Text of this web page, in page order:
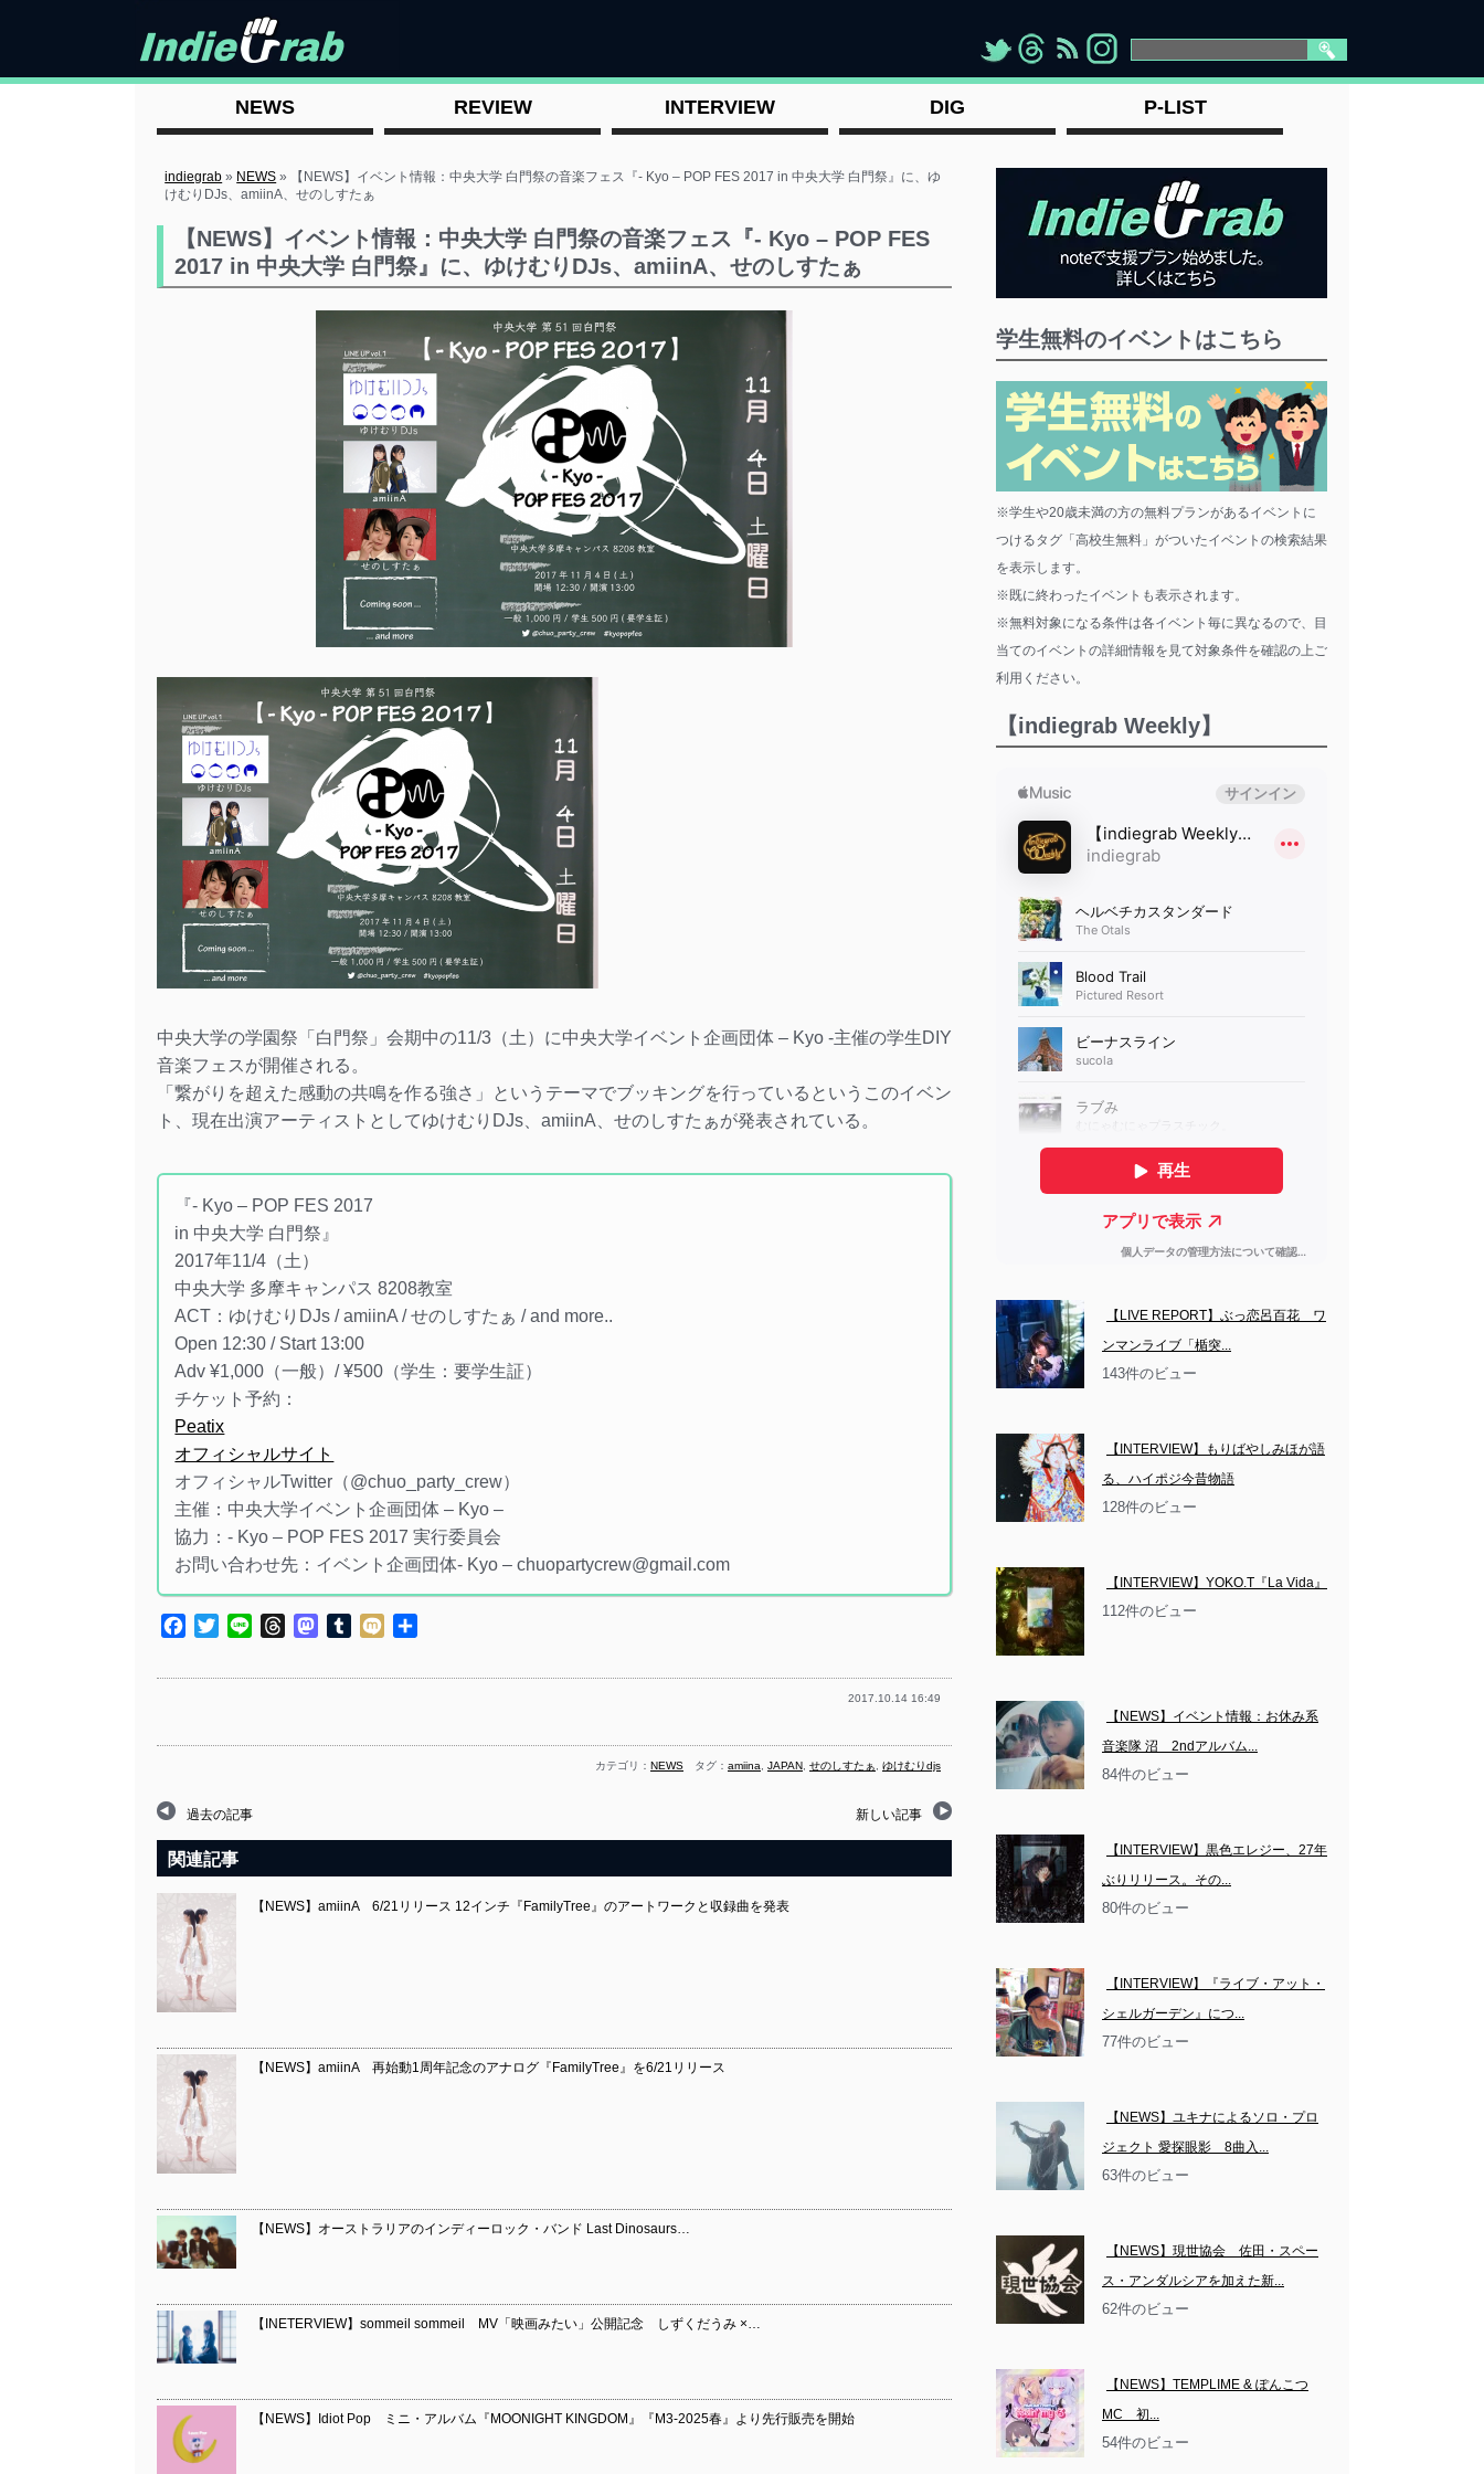
"> "> "> " >
NEWS REVIEW INTERVIEW DIG P-LIST
indiegrab » NEWS »
【NEWS】イベント情報：中央大学 白門祭の音楽フェス『- Kyo – POP FES 2017 in 中央大学 白門祭』に、ゆ
けむりDJs、amiinA、せのしすたぁ
【NEWS】イベント情報：中央大学 白門祭の音楽フェス『- Kyo – POP FES
2017 in 中央大学 白門祭』に、ゆけむりDJs、amiinA、せのしすたぁ
中央大学の学園祭「白門祭」会期中の11/3（土）に中央大学イベント企画団体 – Kyo -主催の学生DIY
音楽フェスが開催される。
「繋がりを超えた感動の共鳴を作る強さ」というテーマでブッキングを行っているというこのイベン
ト、現在出演アーティストとしてゆけむりDJs、amiinA、せのしすたぁが発表されている。
『- Kyo – POP FES 2017
in 中央大学 白門祭』
2017年11/4（土）
中央大学 多摩キャンパス 8208教室
ACT：ゆけむりDJs / amiinA / せのしすたぁ / and more..
Open 12:30 / Start 13:00
Adv ¥1,000（一般）/ ¥500（学生：要学生証）
チケット予約：
Peatix
オフィシャルサイト
オフィシャルTwitter（@chuo_party_crew）
主催：中央大学イベント企画団体 – Kyo –
協力：- Kyo – POP FES 2017 実行委員会
お問い合わせ先：イベント企画団体- Kyo – chuopartycrew@gmail.com
Facebook
TwitterLine ThreadsMastodon
TumblrMixi
2017.10.14 16:49
カテゴリ： NEWS タグ： amiina JAPAN せのしすたぁ ゆけむりdjs
過去の記事 新しい記事
関連記事
【NEWS】amiinA 6/21リリース 12インチ『FamilyTree』のアートワークと収録曲を発表
【NEWS】amiinA 再始動1周年記念のアナログ『FamilyTree』を6/21リリース
【NEWS】オーストラリアのインディーロック・バンド Last Dinosaurs…
【INETERVIEW】sommeil sommeil MV「映画みたい」公開記念 しずくだうみ ×…
【NEWS】Idiot Pop ミニ・アルバム『MOONIGHT KINGDOM』『M3-2025春』より先行販売を開始
学生無料のイベントはこちら
※学生や20歳未満の方の無料プランがあるイベントに
つけるタグ「高校生無料」がついたイベントの検索結果
を表示します。
※既に終わったイベントも表示されます。
※無料対象になる条件は各イベント毎に異なるので、目
当てのイベントの詳細情報を見て対象条件を確認の上ご
利用ください。
【indiegrab Weekly】
【LIVE REPORT】ぶっ恋呂百花　ワ
ンマンライブ「楯突...
143件のビュー
【INTERVIEW】もりばやしみほが語
る、ハイポジ今昔物語
128件のビュー
【INTERVIEW】YOKO.T『La Vida』
112件のビュー
【NEWS】イベント情報：お休み系
音楽隊 沼　2ndアルバム...
84件のビュー
【INTERVIEW】黒色エレジー、27年
ぶりリリース。その...
80件のビュー
【INTERVIEW】『ライブ・アット・
シェルガーデン』につ...
77件のビュー
【NEWS】ユキナによるソロ・プロ
ジェクト 愛探眼影　8曲入...
63件のビュー
【NEWS】現世協会　佐田・スペー
ス・アンダルシアを加えた新...
62件のビュー
【NEWS】TEMPLIME & ぽんこつ
MC　初...
54件のビュー